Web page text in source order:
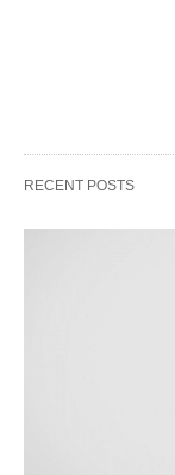
RECENT POSTS